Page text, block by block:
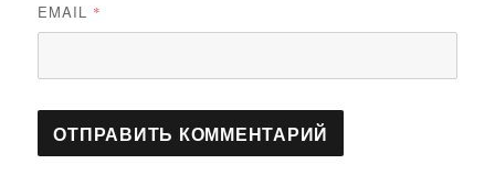
EMAIL *